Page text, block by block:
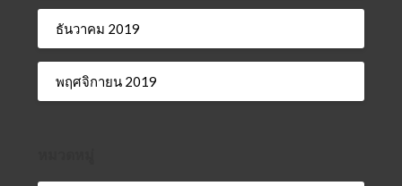
ธันวาคม 2019
พฤศจิกายน 2019